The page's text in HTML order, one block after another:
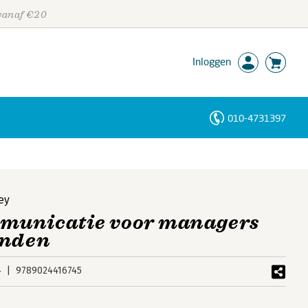
€20
Inloggen
010-4731397
voor managers
9789024416745
Personen